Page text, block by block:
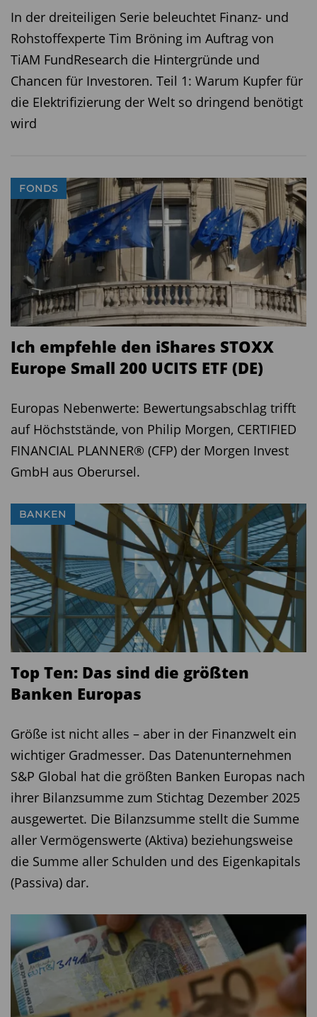
Diesen Beitrag teilen:
In der dreiteiligen Serie beleuchtet Finanz- und
Rohstoffexperte Tim Bröning im Auftrag von
TiAM FundResearch die Hintergründe und
Chancen für Investoren. Teil 1: Warum Kupfer für
die Elektrifizierung der Welt so dringend benötigt
wird
FONDS
Ich empfehle den iShares STOXX
Europe Small 200 UCITS ETF (DE)
Europas Nebenwerte: Bewertungsabschlag trifft
auf Höchststände, von Philip Morgen, CERTIFIED
FINANCIAL PLANNER® (CFP) der Morgen Invest
GmbH aus Oberursel.
BANKEN
Top Ten: Das sind die größten
Banken Europas
Größe ist nicht alles – aber in der Finanzwelt ein
wichtiger Gradmesser. Das Datenunternehmen
S&P Global hat die größten Banken Europas nach
ihrer Bilanzsumme zum Stichtag Dezember 2025
ausgewertet. Die Bilanzsumme stellt die Summe
aller Vermögenswerte (Aktiva) beziehungsweise
die Summe aller Schulden und des Eigenkapitals
(Passiva) dar.